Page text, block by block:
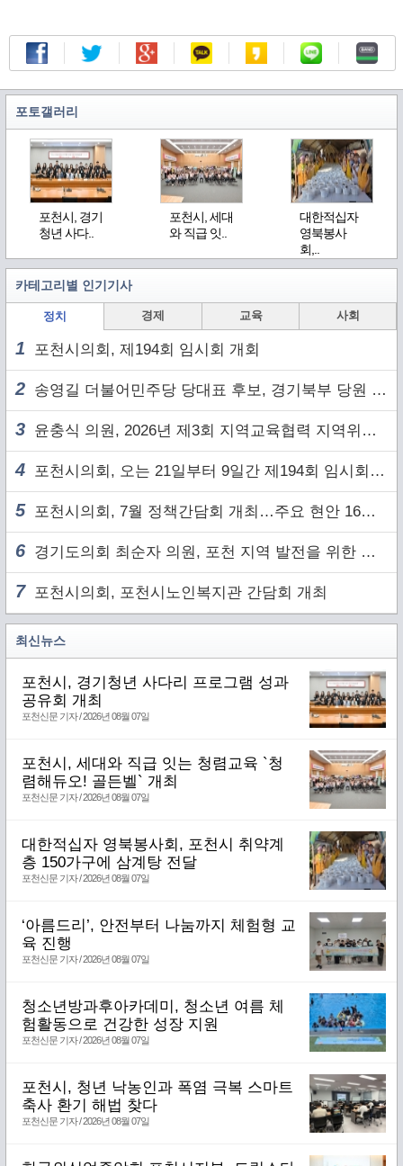
포토갤러리
포천시, 경기
청년 사다..
포천시, 세대
와 직급 잇..
대한적십자
영북봉사
회,..
카테고리별 인기기사
정치 경제 교육 사회
1 포천시의회, 제194회 임시회 개회
2 송영길 더불어민주당 당대표 후보, 경기북부 당원 및 2030 세대와 ‘소통 행보’
3 윤충식 의원, 2026년 제3회 지역교육협력 지역위원회 주재
4 포천시의회, 오는 21일부터 9일간 제194회 임시회 개회
5 포천시의회, 7월 정책간담회 개최…주요 현안 16건 점검
6 경기도의회 최순자 의원, 포천 지역 발전을 위한 정담회 개최
7포천시의회, 포천시노인복지관 간담회 개최
최신뉴스
포천시, 경기청년 사다리 프로그램 성과
공유회 개최
포천신문 기자 / 2026년 08월 07일
포천시, 세대와 직급 잇는 청렴교육 `청
렴해듀오! 골든벨` 개최
포천신문 기자 / 2026년 08월 07일
대한적십자 영북봉사회, 포천시 취약계
층 150가구에 삼계탕 전달
포천신문 기자 / 2026년 08월 07일
‘아름드리’, 안전부터 나눔까지 체험형 교
육 진행
포천신문 기자 / 2026년 08월 07일
청소년방과후아카데미, 청소년 여름 체
험활동으로 건강한 성장 지원
포천신문 기자 / 2026년 08월 07일
포천시, 청년 낙농인과 폭염 극복 스마트
축사 환기 해법 찾다
포천신문 기자 / 2026년 08월 07일